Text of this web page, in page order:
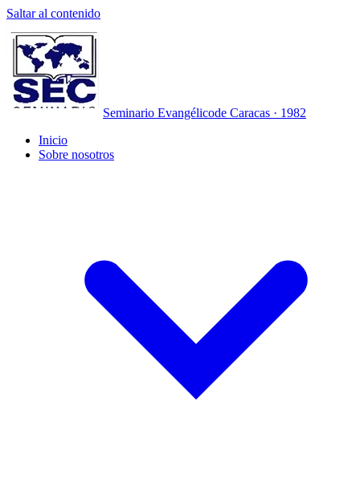
Saltar al contenido
Seminario Evangélicode Caracas · 1982
Inicio
Sobre nosotros